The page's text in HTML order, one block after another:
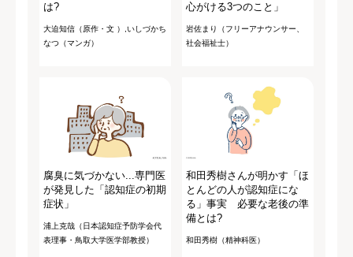
は?
大迫知信（原作・文 ）,いしづかち
なつ（マンガ）
心がける3つのこと」
岩佐まり（フリーアナウンサー、
社会福祉士）
腐臭に気づかない...専門医
が発見した「認知症の初期
症状」
浦上克哉（日本認知症予防学会代
表理事・鳥取大学医学部教授）
和田秀樹さんが明かす「ほ
とんどの人が認知症にな
る」事実 必要な老後の準
備とは?
和田秀樹（精神科医）